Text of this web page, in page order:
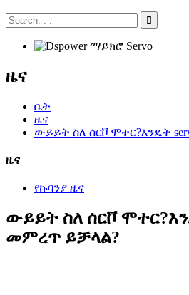
ዜና
ቤት
ዜና
ውይይት ስለ ሰርቮ ሞተር?እንዴት
ዜና
የኩባንያ ዜና
ውይይት ስለ ሰርቮ
መምረጥ ይቻላል?